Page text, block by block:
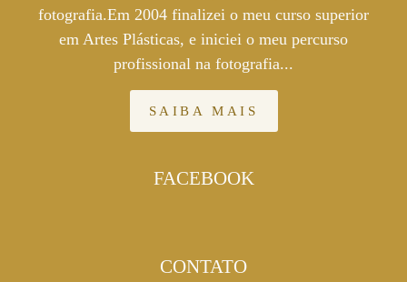
fotografia.Em 2004 finalizei o meu curso superior
em Artes Plásticas, e iniciei o meu percurso
profissional na fotografia...
SAIBA MAIS
FACEBOOK
CONTATO